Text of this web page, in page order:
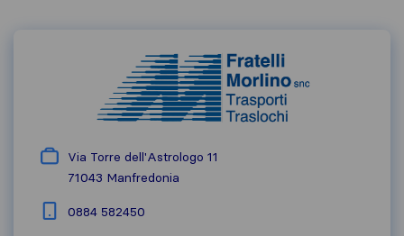
Via Torre dell'Astrologo 11
71043 Manfredonia
0884 582450